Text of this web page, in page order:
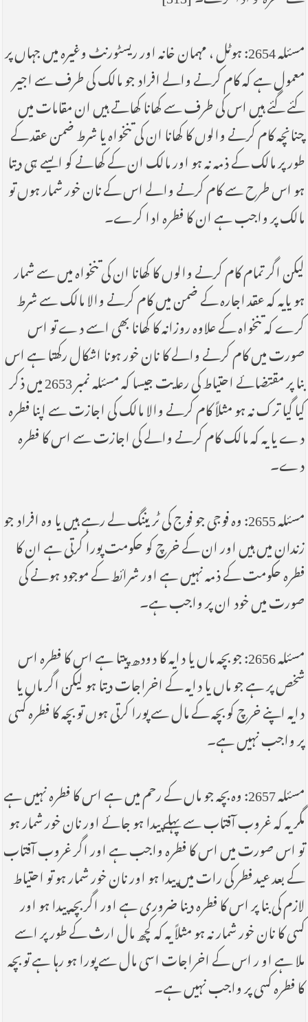
مسئلہ 2654: ہوٹل ، مہمان خانہ اور ریسٹورنٹ وغیرہ میں جہاں پر
معمول ہے کہ کام کرنے والے افراد جو مالک کی طرف سے اجیر
کئے گئے ہیں اس کی طرف سے کھانا کھاتے ہیں ان مقامات میں
چنانچہ کام کرنے والوں کا کھانا ان کی تنخواہ یا شرط ضمن عقد کے
طور پر مالک کے ذمہ نہ ہو اور مالک ان کے کھانے کو ایسے ہی دیتا
ہو اس طرح سے کام کرنے والے اس کے نان خور شمار ہوں تو
مالک پر واجب ہے ان کا فطرہ ادا کرے۔
لیکن اگر تمام کام کرنے والوں کا کھانا ان کی تنخواہ میں سے شمار
ہو یایہ کہ عقد اجارہ کے ضمن میں کام کرنے والا مالک سے شرط
کرے کہ تنخواہ کے علاوہ روزانہ کا کھانا بھی اسے دے تو اس
صورت میں کام کرنے والے کا نان خور ہونا اشکال رکھتا ہے اس
بنا پر مقتضائے احتیاط کی رعایت جیسا کہ مسئلہ نمبر 2653 میں ذکر
کیا گیا ترک نہ ہو مثلاً کام کرنے والا مالک کی اجازت سے اپنا فطرہ
دے یا یہ کہ مالک کام کرنے والے کی اجازت سے اس کا فطرہ
دے۔
مسئلہ 2655: وہ فوجی جو فوج کی ٹر یننگ لے رہے ہیں یا وہ افراد جو
زندان میں ہیں اور ان کے خرچ کو حکومت پورا کرتی ہے ان کا
فطرہ حکومت کے ذمہ نہیں ہے اور شرائط کے موجود ہونے کی
صورت میں خود ان پر واجب ہے۔
مسئلہ 2656: جو بچہ ماں یا دایہ کا دودھ پیتا ہے اس کا فطرہ اس
شخص پر ہے جو ماں یا دایہ کے اخراجات دیتا ہو لیکن اگر ماں یا
دایہ اپنے خرچ کو بچہ کے مال سے پورا کرتی ہوں تو بچہ کا فطرہ کسی
پر واجب نہیں ہے۔
مسئلہ 2657: وہ بچہ جو ماں کے رحم میں ہے اس کا فطرہ نہیں ہے
مگر یہ کہ غروب آفتاب سے پہلے پیدا ہو جائے اور نان خور شمار ہو
تو اس صورت میں اس کا فطرہ واجب ہے اور اگر غروب آفتاب
کے بعد عید فطر کی رات میں پیدا ہو اور نان خور شمار ہو تو احتیاط
لازم کی بنا پر اس کا فطرہ دینا ضروری ہے اور اگر بچہ پیدا ہو اور
کسی کا نان خور شمار نہ ہو مثلاً یہ کہ کچھ مال ارث کے طور پر اسے
ملا ہے او ر اس کے اخراجات اسی مال سے پورا ہو رہا ہے تو بچہ
کا فطرہ کسی پر واجب نہیں ہے۔